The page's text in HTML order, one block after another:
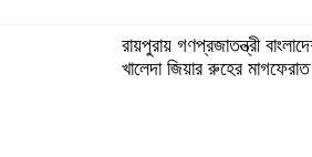
রায়পুরায় গণপ্রজাতন্ত্রী
খালেদা জিয়ার রুহের